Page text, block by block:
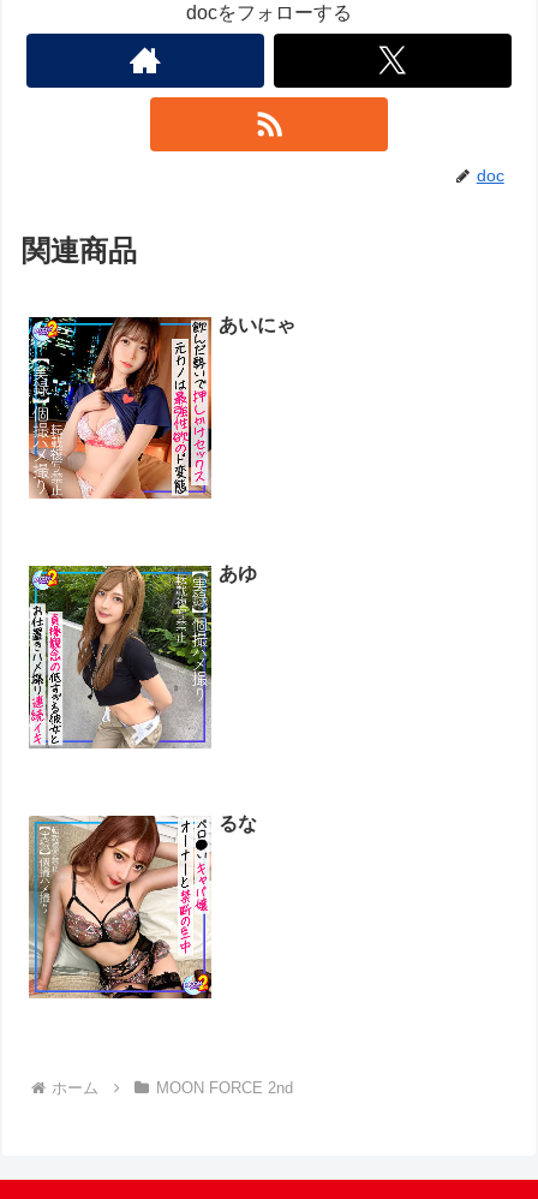
docをフォローする
doc
関連商品
あいにゃ
あゆ
るな
ホーム MOON FORCE 2nd